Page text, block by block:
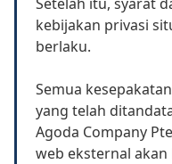
kebijakan privasi
berlaku.
Semua
yang telah
Agoda Company
web eksternal akan